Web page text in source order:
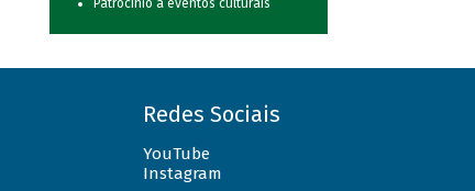
Patrocínio a eventos culturais
Redes Sociais
YouTube
Instagram